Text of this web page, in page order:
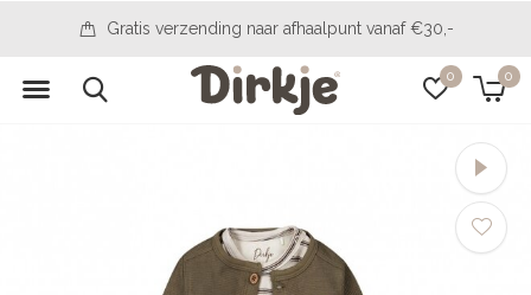
0 0
14 Tage, um Ihre Meinung zu ändern